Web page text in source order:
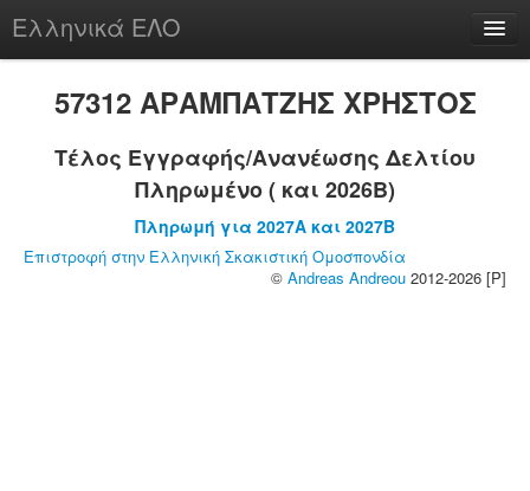
Ελληνικά ΕΛΟ
chesstu.be @ discord
57312 ΑΡΑΜΠΑΤΖΗΣ ΧΡΗΣΤΟΣ
Τέλος Εγγραφής/Ανανέωσης Δελτίου
Πληρωμένο ( και 2026B)
Πληρωμή για 2027A και 2027B
Επιστροφή στην Ελληνική Σκακιστική Ομοσπονδία
© Andreas Andreou 2012-2026 [P]